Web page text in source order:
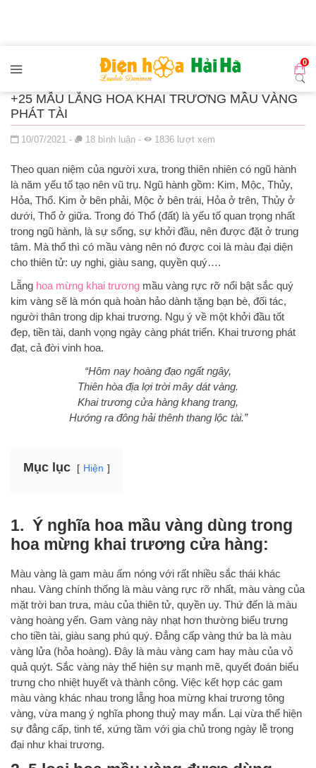
0
+25 MẪU LẴNG HOA KHAI TRƯƠNG MẦU VÀNG
PHÁT TÀI
Đăng ngày
10/07/2021 - 18 bình luận - 1836 lượt xem
Theo quan niệm của người xưa, trong thiên nhiên có ngũ hành
là năm yếu tố tạo nên vũ trụ. Ngũ hành gồm: Kim, Mộc, Thủy,
Hỏa, Thổ. Kim ở bên phải, Mộc ở bên trái, Hỏa ở trên, Thủy ở
dưới, Thổ ở giữa. Trong đó Thổ (đất) là yếu tố quan trọng nhất
trong ngũ hành, là sự sống, sự khởi đầu, nên được đặt ở trung
tâm. Mà thổ thì có mầu vàng nên nó được coi là màu đại diện
cho thiên tử: uy nghi, giàu sang, quyền quý….
Lẵng hoa mừng khai trương mầu vàng rực rỡ nổi bật sắc quý
kim vàng sẽ là món quà hoàn hảo dành tặng bạn bè, đối tác,
người thân trong dịp khai trương. Ngụ ý về một khởi đầu tốt
đẹp, tiền tài, danh vọng ngày càng phát triển. Khai trương phát
đạt, cả đời vinh hoa.
“Hôm nay hoàng đạo ngất ngây,
Thiên hòa địa lợi trời mây dát vàng.
Khai trương cửa hàng khang trang,
Hướng ra đông hải thênh thang lộc tài.”
Mục lục Hiện
1. Ý nghĩa hoa mầu vàng dùng trong
hoa mừng khai trương cửa hàng:
Màu vàng là gam màu ấm nóng với rất nhiều sắc thái khác
nhau. Vàng chính thống là màu vàng rực rỡ nhất, màu vàng của
mặt trời ban trưa, màu của thiên tử, quyền uy. Thứ đến là màu
vàng hoàng yến. Gam vàng này nhạt hơn thường biểu trưng
cho tiền tài, giàu sang phú quý. Đẳng cấp vàng thứ ba là màu
vàng lửa (hỏa hoàng). Đây là màu vàng cam hay màu của vỏ
quả quýt. Sắc vàng này thể hiện sự mạnh mẽ, quyết đoán biểu
trưng cho nhiệt huyết và thành công. Việc kết hợp các gam
màu vàng khác nhau trong lẵng hoa mừng khai trương tông
vàng, vừa mang ý nghĩa phong thuỷ may mắn. Lại vừa thể hiện
sự đẳng cấp, tinh tế, xứng tầm với gia chủ trong ngày lễ trọng
đại như khai trương.